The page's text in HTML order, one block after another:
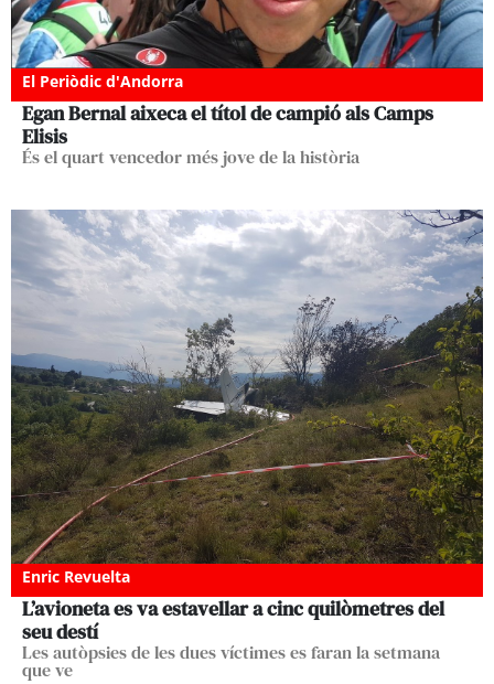
El Periòdic d'Andorra
Egan Bernal aixeca el títol de campió als Camps
Elisis
És el quart vencedor més jove de la història
Enric Revuelta
L’avioneta es va estavellar a cinc quilòmetres del
seu destí
Les autòpsies de les dues víctimes es faran la setmana
que ve